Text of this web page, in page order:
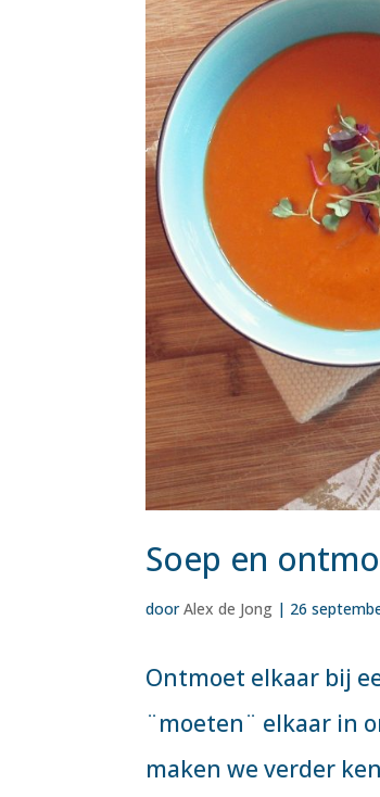
Soep en
doorAlex de Jong | 26
Ontmoet elkaar bij
¨moeten¨ elkaar in
maken we verder